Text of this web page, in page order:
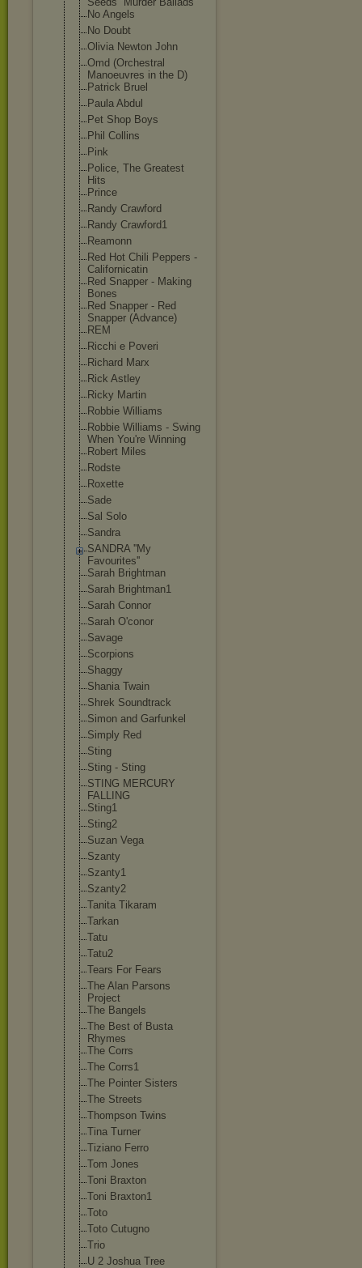
No Angels
No Doubt
Olivia Newton John
Omd (Orchestral
Manoeuvres in the D)
Patrick Bruel
Paula Abdul
Pet Shop Boys
Phil Collins
Pink
Police, The Greatest
Hits
Prince
Randy Crawford
Randy Crawford1
Reamonn
Red Hot Chili Peppers -
Californicatin
Red Snapper - Making
Bones
Red Snapper - Red
Snapper (Advance)
REM
Ricchi e Poveri
Richard Marx
Rick Astley
Ricky Martin
Robbie Williams
Robbie Williams - Swing
When You're Winning
Robert Miles
Rodste
Roxette
Sade
Sal Solo
Sandra
SANDRA ''My
Favourites''
Sarah Brightman
Sarah Brightman1
Sarah Connor
Sarah O'conor
Savage
Scorpions
Shaggy
Shania Twain
Shrek Soundtrack
Simon and Garfunkel
Simply Red
Sting
Sting - Sting
STING MERCURY
FALLING
Sting1
Sting2
Suzan Vega
Szanty
Szanty1
Szanty2
Tanita Tikaram
Tarkan
Tatu
Tatu2
Tears For Fears
The Alan Parsons
Project
The Bangels
The Best of Busta
Rhymes
The Corrs
The Corrs1
The Pointer Sisters
The Streets
Thompson Twins
Tina Turner
Tiziano Ferro
Tom Jones
Toni Braxton
Toni Braxton1
Toto
Toto Cutugno
Trio
U 2 Joshua Tree